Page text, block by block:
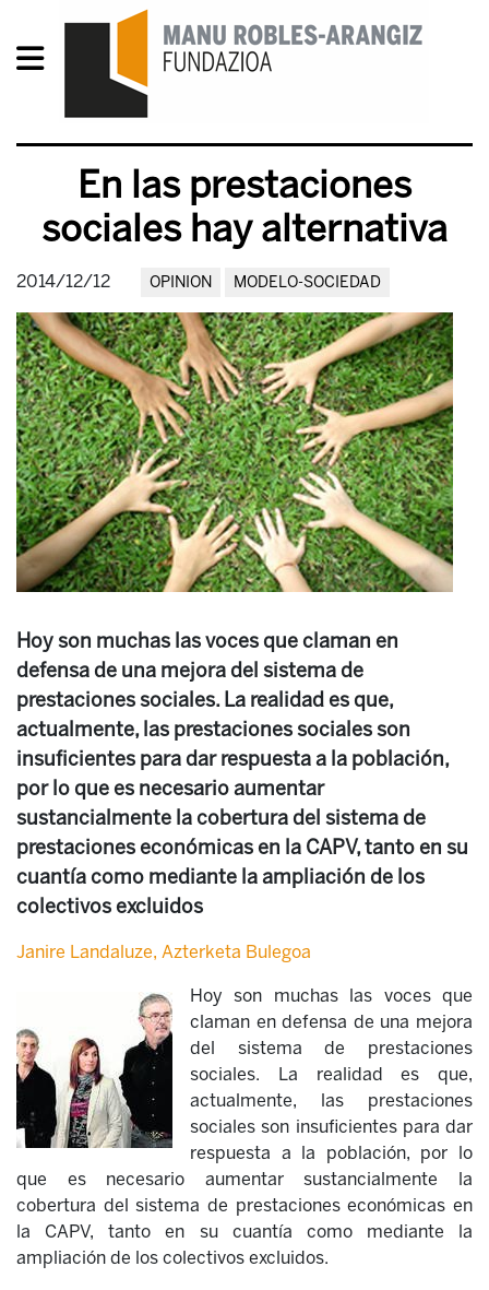
En las prestaciones
sociales hay alternativa
2014/12/12 OPINION MODELO-SOCIEDAD
Hoy son muchas las voces que claman en
defensa de una mejora del sistema de
prestaciones sociales. La realidad es que,
actualmente, las prestaciones sociales son
insuficientes para dar respuesta a la población,
por lo que es necesario aumentar
sustancialmente la cobertura del sistema de
prestaciones económicas en la CAPV, tanto en su
cuantía como mediante la ampliación de los
colectivos excluidos
Janire Landaluze, Azterketa Bulegoa
Hoy son muchas las voces que
claman en defensa de una mejora
del sistema de prestaciones
sociales. La realidad es que,
actualmente, las prestaciones
sociales son insuficientes para dar
respuesta a la población, por lo
que es necesario aumentar sustancialmente la
cobertura del sistema de prestaciones económicas en
la CAPV, tanto en su cuantía como mediante la
ampliación de los colectivos excluidos.